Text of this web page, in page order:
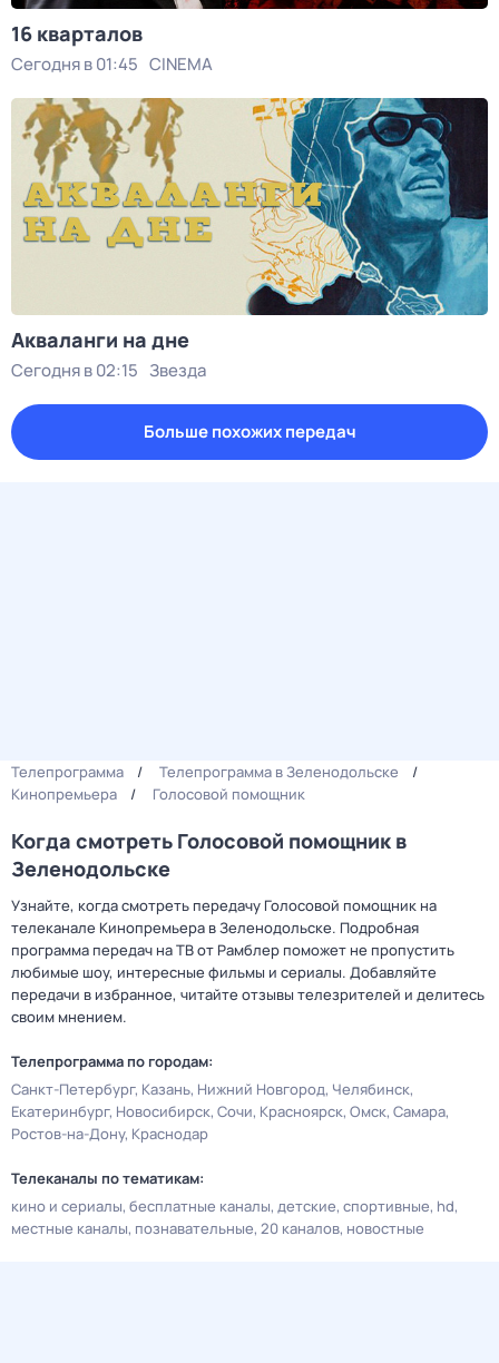
16 кварталов
Сегодня в 01:45 CINEMA
Акваланги на дне
Сегодня в 02:15 Звезда
Больше похожих передач
Телепрограмма
Телепрограмма в Зеленодольске
Кинопремьера
Голосовой помощник
Когда смотреть Голосовой помощник в
Зеленодольске
Узнайте, когда смотреть передачу Голосовой помощник на
телеканале Кинопремьера в Зеленодольске. Подробная
программа передач на ТВ от Рамблер поможет не пропустить
любимые шоу, интересные фильмы и сериалы. Добавляйте
передачи в избранное, читайте отзывы телезрителей и делитесь
своим мнением.
Телепрограмма по городам:
Санкт-Петербург Казань Нижний Новгород Челябинск
Екатеринбург Новосибирск Сочи Красноярск Омск Самара
Ростов-на-Дону Краснодар
Телеканалы по тематикам:
кино и сериалы бесплатные каналы детские спортивные hd
местные каналы познавательные 20 каналов новостные